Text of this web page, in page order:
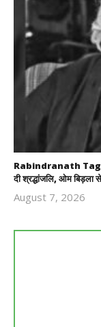
Rabindranath
दी श्रद्धांजलि, ओम बिड़ला
August 7, 2026